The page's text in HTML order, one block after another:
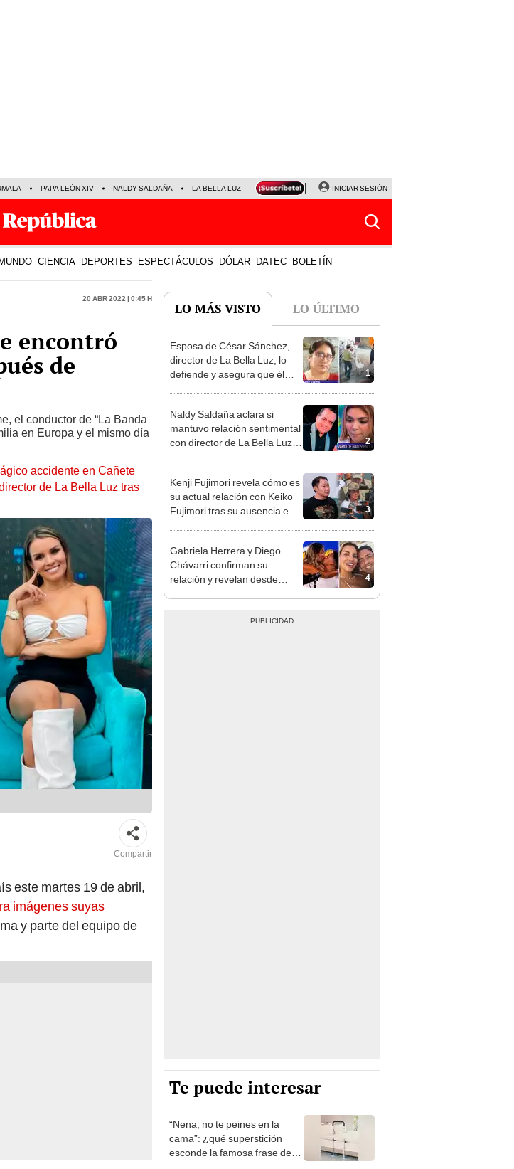
PAPA LEÓN XIV NALDY SALDAÑA LA BELLA LUZ MAGALY MEDINA SINUANO RESULTADOS HOY
INICIAR SESIÓN
MUNDO CIENCIA DEPORTES ESPECTÁCULOS DÓLAR DATEC BOLETÍN
20 Abr 2022 | 0:45 h
encontró
de
el conductor de “La Banda
en Europa y el mismo día
accidente en Cañete
de La Bella Luz tras
Compartir
este martes 19 de abril,
imágenes suyas
y parte del equipo de
LO MÁS VISTO LO ÚLTIMO
1
Esposa de César Sánchez,
director de La Bella Luz, lo
defiende y asegura que él
dos años"
2
Naldy Saldaña aclara si
mantuvo relación sentimental
con director de La Bella Luz
bajo”
3
Kenji Fujimori revela cómo es
su actual relación con Keiko
Fujimori tras su ausencia en
4
Gabriela Herrera y Diego
Chávarri confirman su
relación y revelan desde
Te puede interesar
“Nena, no te peines en la
cama”: ¿qué superstición
esconde la famosa frase de